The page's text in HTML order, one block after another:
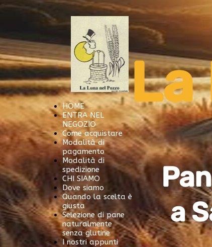
La
HOME
ENTRA NEL
NEGOZIO
Come acquistare
Modalità di
pagamento
Modalità di
spedizione
CHI SIAMO
Dove siamo
Quando la scelta è
giusta
Selezione di pane
naturalmente
senza glutine
I nostri appunti
a